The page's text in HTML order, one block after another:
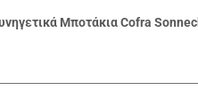
Μποτάκια Cofra